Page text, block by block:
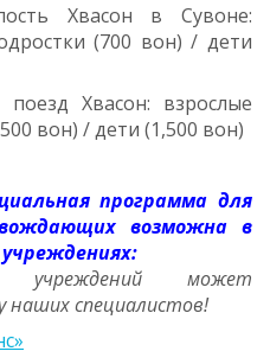
Хвасон в Сувоне:
(700 вон) / дети
поезд Хвасон: взрослые
вон) / дети (1,500 вон)
программа для
возможна в
учреждений может
наших специалистов!